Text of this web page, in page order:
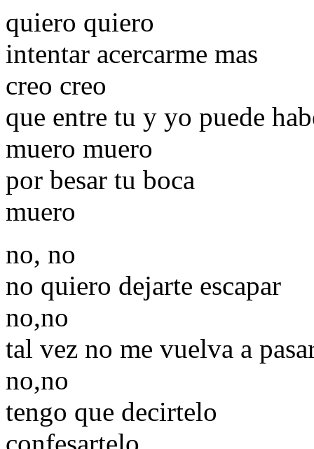
quiero quiero
intentar acercarme mas
creo creo
que entre tu y yo puede
muero muero
por besar tu boca
muero
no, no
no quiero dejarte escapar
no,no
tal vez no me vuelva a
no,no
tengo que decirtelo
confesartelo